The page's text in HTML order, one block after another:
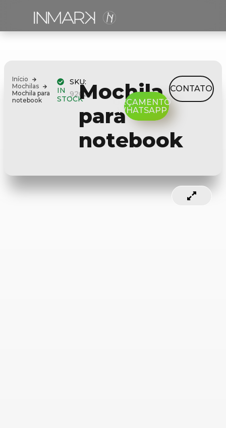
Início
Mochilas
Mochila para
notebook
IN
STOCK
SKU:
92626
Mochila
para
notebook
ORÇAMENTO
WHATSAPP
CONTATO